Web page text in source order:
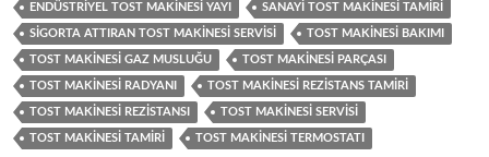
ENDÜSTRIYEL TOST MAKINESI YAYI SANAYI TOST MAKINESI TAMIRI
SIGORTA ATTIRAN TOST MAKINESI SERVISI TOST MAKINESI BAKIMI
TOST MAKINESI GAZ MUSLUĞU TOST MAKINESI PARÇASI
TOST MAKINESI RADYANI TOST MAKINESI REZISTANS TAMIRI
TOST MAKINESI REZISTANSI TOST MAKINESI SERVISI
TOST MAKINESI TAMIRI TOST MAKINESI TERMOSTATI